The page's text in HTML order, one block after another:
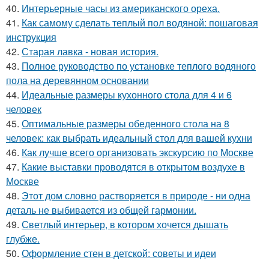
40. Интерьерные часы из американского ореха.
41. Как самому сделать теплый пол водяной: пошаговая
инструкция
42. Старая лавка - новая история.
43. Полное руководство по установке теплого водяного
пола на деревянном основании
44. Идеальные размеры кухонного стола для 4 и 6
человек
45. Оптимальные размеры обеденного стола на 8
человек: как выбрать идеальный стол для вашей кухни
46. Как лучше всего организовать экскурсию по Москве
47. Какие выставки проводятся в открытом воздухе в
Москве
48. Этот дом словно растворяется в природе - ни одна
деталь не выбивается из общей гармонии.
49. Светлый интерьер, в котором хочется дышать
глубже.
50. Оформление стен в детской: советы и идеи